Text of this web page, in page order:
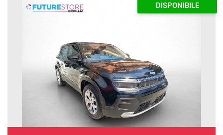
DISPONIBILE